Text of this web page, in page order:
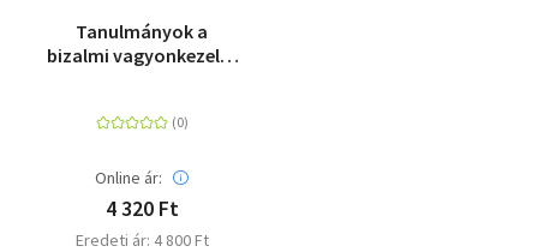
Tanulmányok a
bizalmi vagyonkezelés
Online ár:
4 320 Ft
Eredeti ár: 4 800 Ft